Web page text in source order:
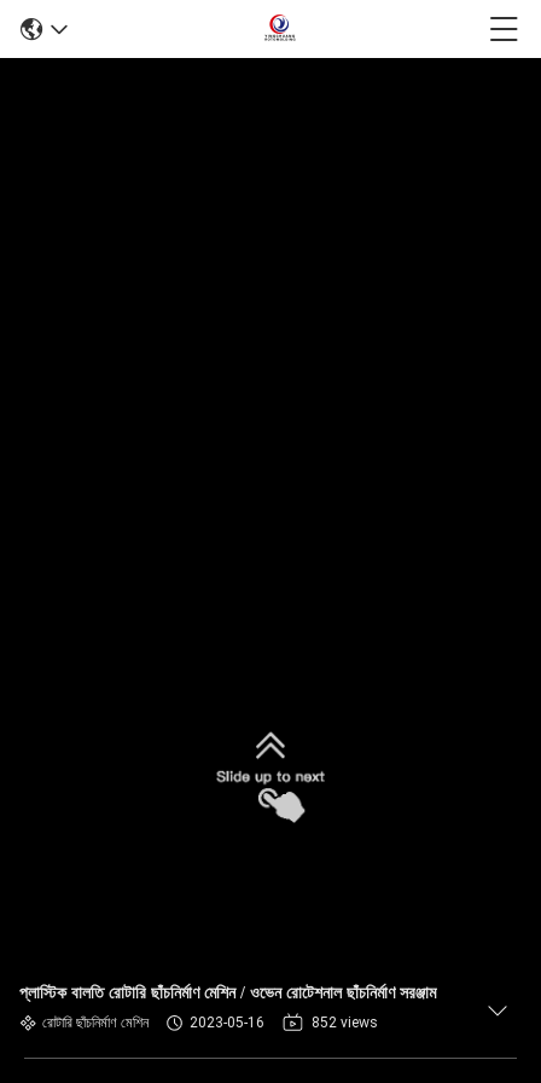
প্লাস্টিক বালতি রোটারি ছাঁচনির্মাণ মেশিন / ওভেন রোটেশনাল ছাঁচনির্মাণ সরঞ্জাম
রোটারি ছাঁচনির্মাণ মেশিন 2023-05-16 852 views